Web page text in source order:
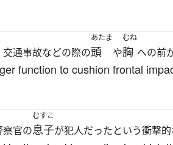
通事故などの際の
あたま
頭 や
むね
胸 への前
function to cushion frontal
官の
むすこ
息子が犯人だったという衝撃的